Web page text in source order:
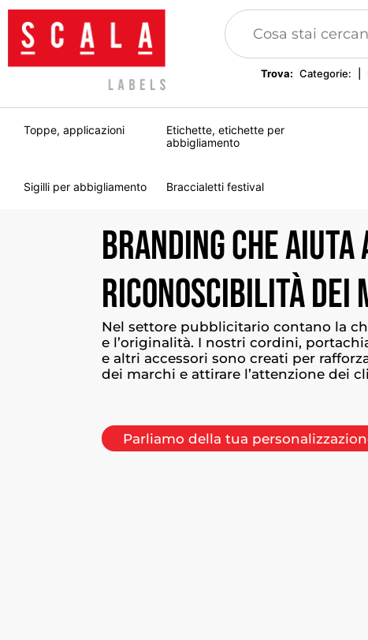
Trova: Categorie:
Toppe, applicazioni
Etichette, etichette per
abbigliamento
Sigilli per abbigliamento Braccialetti festival
Brandingcheaiuta
riconoscibilitàdei
Nel settore pubblicitario contano la
e l’originalità. I nostri cordini,
e altri accessori sono creati per
dei marchi e attirare l’attenzione dei
Parliamo della tua